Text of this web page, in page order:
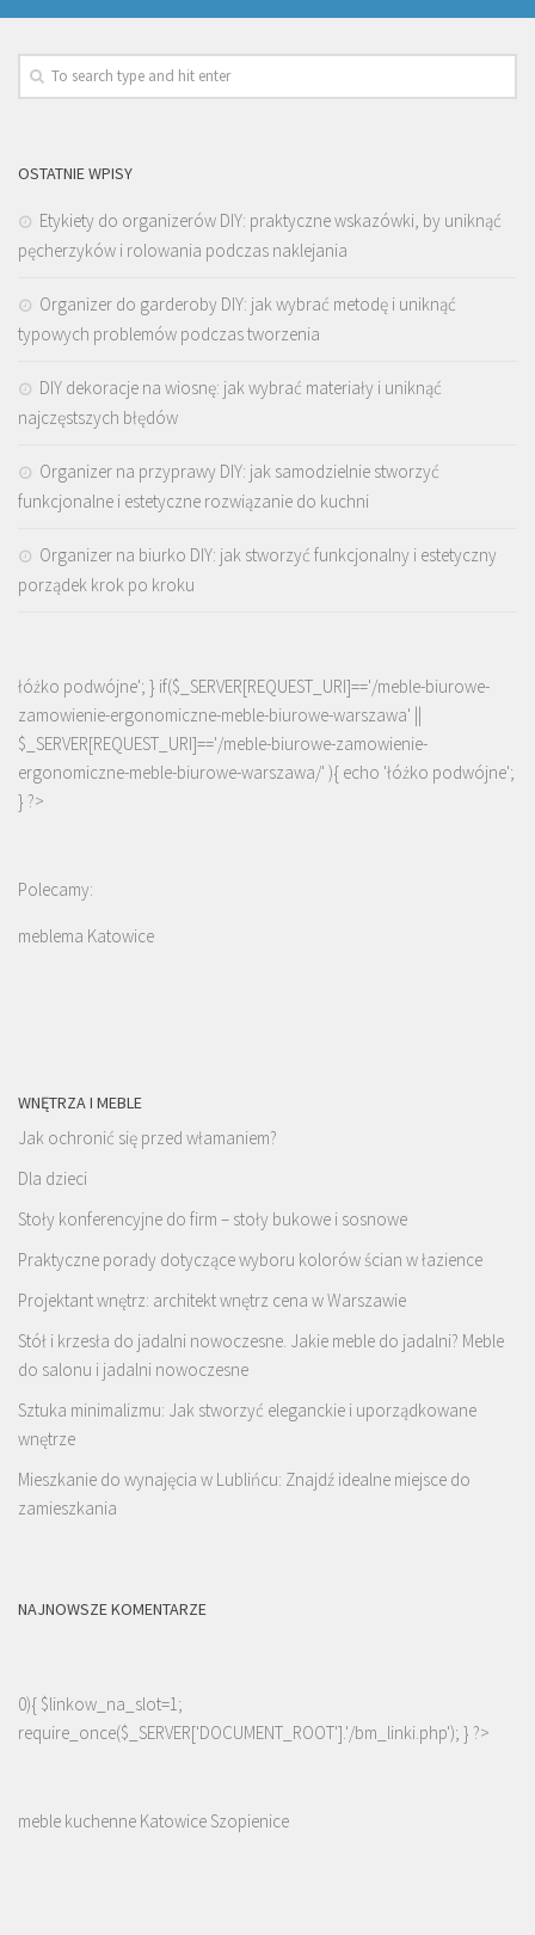
OSTATNIE WPISY
Etykiety do organizerów DIY: praktyczne wskazówki, by uniknąć
pęcherzyków i rolowania podczas naklejania
Organizer do garderoby DIY: jak wybrać metodę i uniknąć
typowych problemów podczas tworzenia
DIY dekoracje na wiosnę: jak wybrać materiały i uniknąć
najczęstszych błędów
Organizer na przyprawy DIY: jak samodzielnie stworzyć
funkcjonalne i estetyczne rozwiązanie do kuchni
Organizer na biurko DIY: jak stworzyć funkcjonalny i estetyczny
porządek krok po kroku
łóżko podwójne'; } if($_SERVER[REQUEST_URI]=='/meble-biurowe-
zamowienie-ergonomiczne-meble-biurowe-warszawa' ||
$_SERVER[REQUEST_URI]=='/meble-biurowe-zamowienie-
ergonomiczne-meble-biurowe-warszawa/' ){ echo 'łóżko podwójne';
} ?>
Polecamy:
meblema Katowice
WNĘTRZA I MEBLE
Jak ochronić się przed włamaniem?
Dla dzieci
Stoły konferencyjne do firm – stoły bukowe i sosnowe
Praktyczne porady dotyczące wyboru kolorów ścian w łazience
Projektant wnętrz: architekt wnętrz cena w Warszawie
Stół i krzesła do jadalni nowoczesne. Jakie meble do jadalni? Meble
do salonu i jadalni nowoczesne
Sztuka minimalizmu: Jak stworzyć eleganckie i uporządkowane
wnętrze
Mieszkanie do wynajęcia w Lublińcu: Znajdź idealne miejsce do
zamieszkania
NAJNOWSZE KOMENTARZE
0){ $linkow_na_slot=1;
require_once($_SERVER['DOCUMENT_ROOT'].'/bm_linki.php'); } ?>
meble kuchenne Katowice Szopienice